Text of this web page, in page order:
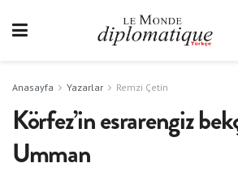
Anasayfa Yazarlar Remzi Çetin
Körfez’in esrarengiz
Umman